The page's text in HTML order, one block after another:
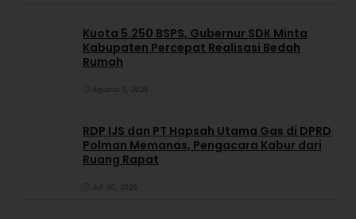
Kuota 5.250 BSPS, Gubernur SDK Minta
Kabupaten Percepat Realisasi Bedah
Rumah
Agustus 5, 2026
RDP IJS dan PT Hapsah Utama Gas di DPRD
Polman Memanas, Pengacara Kabur dari
Ruang Rapat
Juli 30, 2026